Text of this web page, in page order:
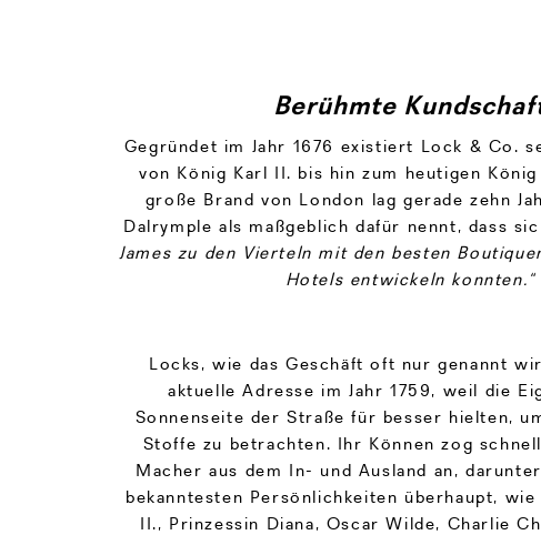
Berühmte
Gegründet im Jahr 1676 existiert Lock & Co.
von König Karl II. bis hin zum heutigen
große Brand von London lag gerade zehn
Dalrymple als maßgeblich dafür nennt, dass
James zu den Vierteln mit den besten
Hotels entwickeln konnten.“
Locks, wie das Geschäft oft nur genannt
aktuelle Adresse im Jahr 1759, weil die
Sonnenseite der Straße für besser hielten,
Stoffe zu betrachten. Ihr Können zog
Macher aus dem In- und Ausland an,
bekanntesten Persönlichkeiten überhaupt,
II., Prinzessin Diana, Oscar Wilde, Charlie